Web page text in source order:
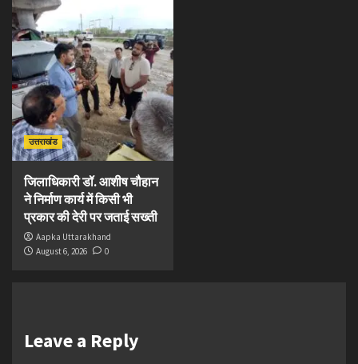
उत्तराखंड
जिलाधिकारी डॉ. आशीष चौहान
ने निर्माण कार्य में किसी भी
प्रकार की देरी पर जताई सख्ती
Aapka Uttarakhand
August 6, 2026
0
Leave a Reply